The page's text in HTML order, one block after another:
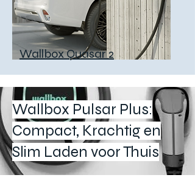
Wallbox Quasar 2
Wallbox Pulsar Plus:
Compact, Krachtig en
Slim Laden voor Thuis